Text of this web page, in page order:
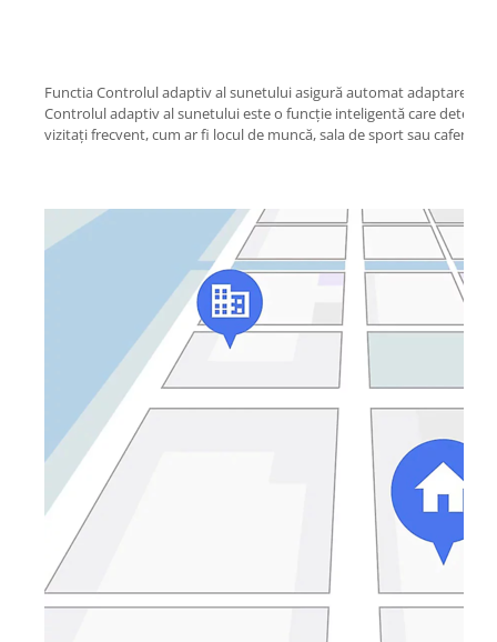
Functia Controlul adaptiv al sunetului asigură automat adaptarea la
Controlul adaptiv al sunetului este o funcție inteligentă care
vizitați frecvent, cum ar fi locul de muncă, sala de sport sau